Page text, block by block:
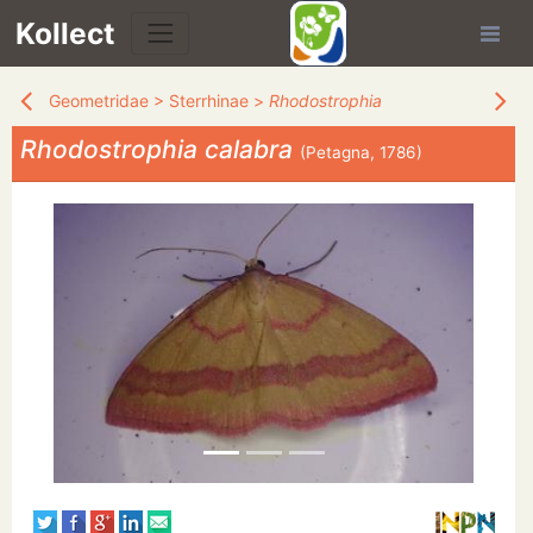
Kollect
Geometridae > Sterrhinae > Rhodostrophia
Rhodostrophia calabra (Petagna, 1786)